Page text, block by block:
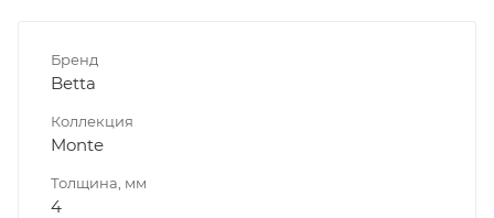
Бренд
Betta
Коллекция
Monte
Толщина, мм
4